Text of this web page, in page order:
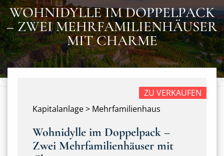
WOHNIDYLLE IM DOPPELPACK
– ZWEI MEHRFAMILIENHÄUSER
MIT CHARME
Kapitalanlage > Mehrfamilienhaus
ZU VERKAUFEN
Wohnidylle im Doppelpack –
Zwei Mehrfamilienhäuser mit